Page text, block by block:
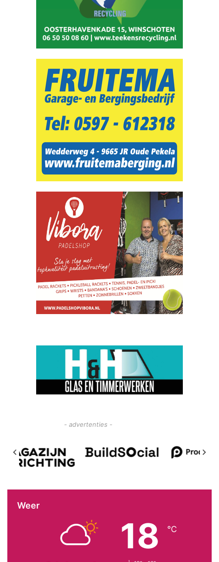
- advertenties -
Weer
18 ℃